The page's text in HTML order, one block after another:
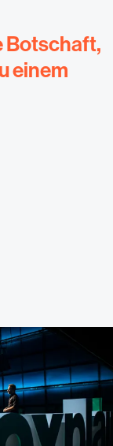
Botschaft,
einem